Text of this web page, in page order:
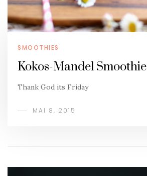
SMOOTHIES
Kokos-Mandel Smoothie
Thank God its Friday
MAI 8, 2015